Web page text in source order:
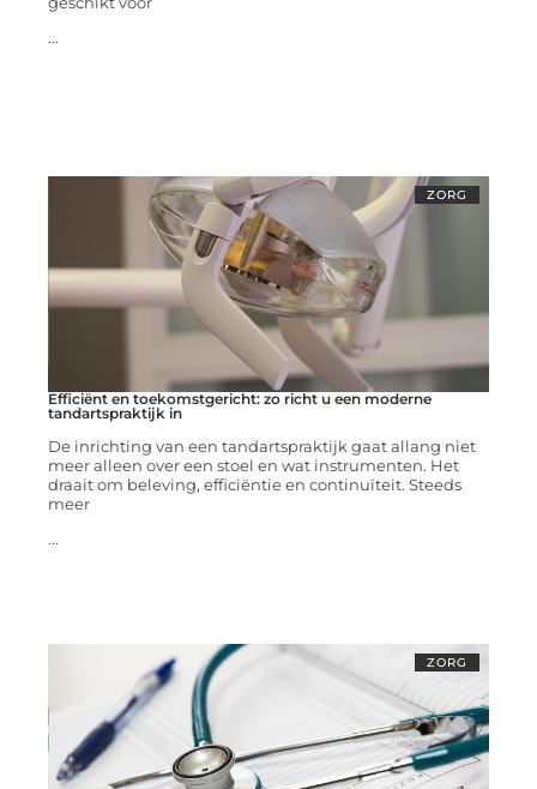
...
ZORG
Efficiënt en toekomstgericht: zo richt u een moderne
tandartspraktijk in
De inrichting van een tandartspraktijk gaat allang niet
meer alleen over een stoel en wat instrumenten. Het
draait om beleving, efficiëntie en continuïteit. Steeds
meer
...
ZORG